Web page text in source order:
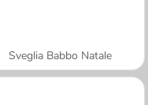
Sveglia Babbo Natale